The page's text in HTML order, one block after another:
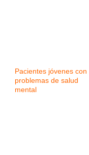
Pacientes jóvenes con
problemas de salud
mental